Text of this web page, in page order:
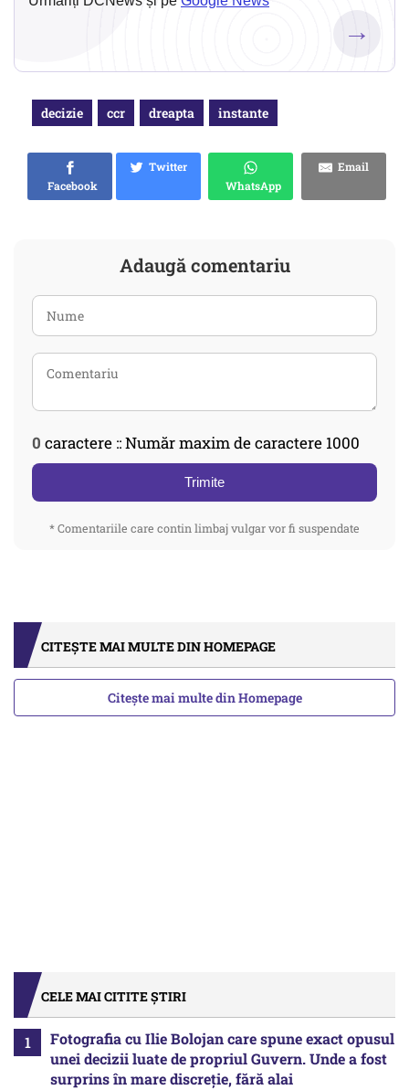
→
decizie ccr dreapta instante
Facebook
Twitter
WhatsApp
Email
Adaugă comentariu
0 caractere :: Număr maxim de caractere 1000
Trimite
* Comentariile care contin limbaj vulgar vor fi suspendate
CITEȘTE MAI MULTE DIN HOMEPAGE
Citește mai multe din Homepage
CELE MAI CITITE ȘTIRI
Fotografia cu Ilie Bolojan care spune exact opusul
unei decizii luate de propriul Guvern. Unde a fost
surprins în mare discreție, fără alai